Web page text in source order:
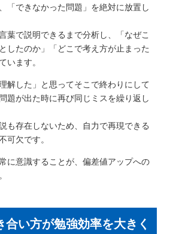
「できなかった問題」を絶対に放置し
葉で説明できるまで分析し、「なぜこ
したのか」「どこで考え方が止まった
います。
解した」と思ってそこで終わりにして
題が出た時に再び同じミスを繰り返し
も存在しないため、自力で再現できる
可欠です。
に意識することが、偏差値アップへの
合い方が勉強効率を大きく